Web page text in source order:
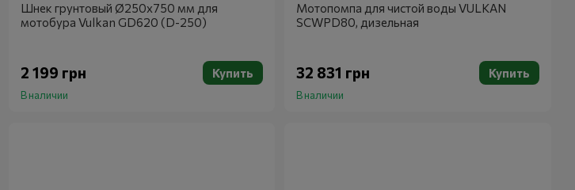
Шнек грунтовый Ø250х750 мм для
мотобура Vulkan GD620 (D-250)
2 199 грн Купить
В наличии
Мотопомпа для чистой воды VULKAN
SCWPD80, дизельная
32 831 грн Купить
В наличии